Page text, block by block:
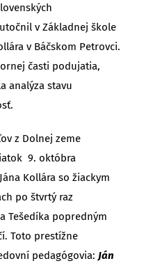
v Základnej škole
v Báčskom Petrovci.
časti podujatia,
analýza stavu
z Dolnej zeme
9. októbra
Kollára so žiackym
po štvrtý raz
Tešedíka popredným
Toto prestížne
pedagógovia: Ján